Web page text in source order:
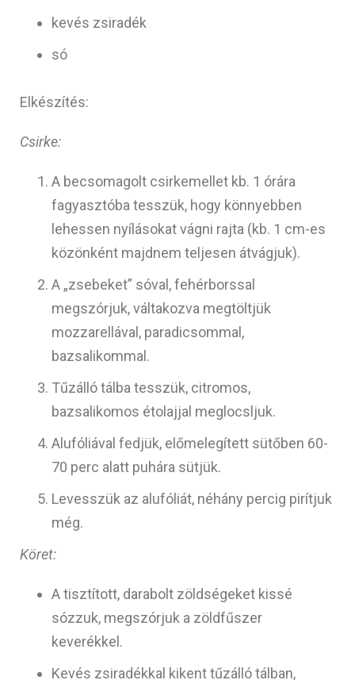
kevés zsiradék
só
Elkészítés:
Csirke:
A becsomagolt csirkemellet kb. 1 órára
fagyasztóba tesszük, hogy könnyebben
lehessen nyílásokat vágni rajta (kb. 1 cm-es
közönként majdnem teljesen átvágjuk).
A „zsebeket” sóval, fehérborssal
megszórjuk, váltakozva megtöltjük
mozzarellával, paradicsommal,
bazsalikommal.
Tűzálló tálba tesszük, citromos,
bazsalikomos étolajjal meglocsljuk.
Alufóliával fedjük, előmelegített sütőben 60-
70 perc alatt puhára sütjük.
Levesszük az alufóliát, néhány percig pirítjuk
még.
Köret:
A tisztított, darabolt zöldségeket kissé
sózzuk, megszórjuk a zöldfűszer
keverékkel.
Kevés zsiradékkal kikent tűzálló tálban,